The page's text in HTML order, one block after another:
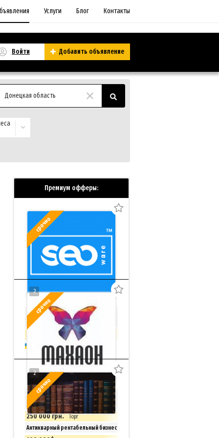
Услуги Блог Контакты
Войти Добавить объявление
Донецкая область
Премиум офферы:
срочно
2
SEO-биржа, магазин фриланс услуг
+ ТМ Seoware
999 000 грн.
Киев
срочно
2
Продается раскрученная Веб-
студия Махаон
250 000 грн.
Торг
Киев
срочно
Антикварный рентабельный бизнес